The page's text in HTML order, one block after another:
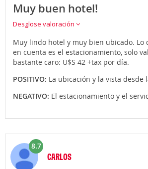
Muy buen hotel!
Desglose valoración
Muy lindo hotel y muy bien ubicado. Lo
en cuenta es el estacionamiento, solo
bastante caro: U$S 42 +tax por día.
POSITIVO: La ubicación y la vista desde
NEGATIVO: El estacionamiento y el
8.7
CARLOS